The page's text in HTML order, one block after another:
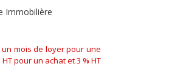
Immobilière
un mois de loyer pour une
pour un achat et 3 % HT